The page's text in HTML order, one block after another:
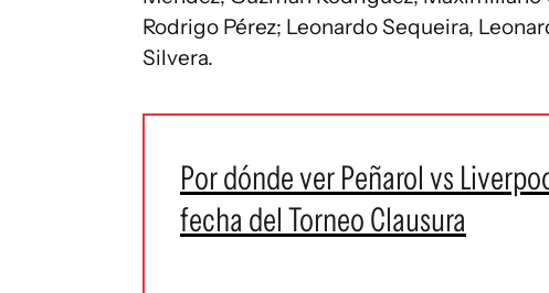
Rodrigo Pérez; Leonardo Sequeira,
Silvera.
Por dónde ver Peñarol vs
fecha del Torneo Clausura